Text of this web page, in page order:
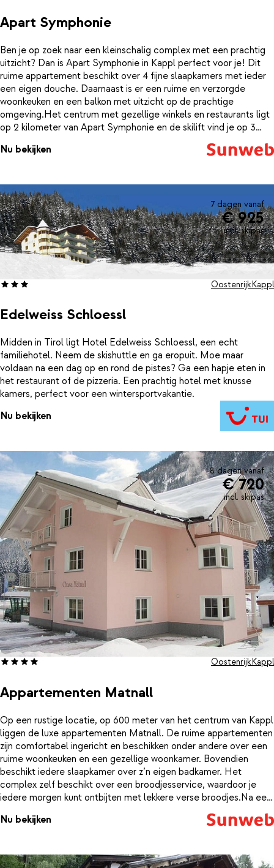
Apart Symphonie
Ben je op zoek naar een kleinschalig complex met een prachtig
uitzicht? Dan is Apart Symphonie in Kappl perfect voor je! Dit
ruime appartement beschikt over 4 fijne slaapkamers met ieder
een eigen douche. Daarnaast is er een ruime en verzorgde
woonkeuken en een balkon met uitzicht op de prachtige
omgeving.Het centrum met gezellige winkels en restaurants ligt
op 2 kilometer van Apart Symphonie en de skilift vind je op 3
kilometer afstand. De skibus, die je snel naar de gondel brengt,
stopt op slechts 100 meter van het complex.
Nu bekijken
7 dagen vanaf
€ 925
incl. skipas
Edelweiss Schloessl
OostenrijkKappl
Midden in Tirol ligt Hotel Edelweiss Schloessl, een echt
familiehotel. Neem de skishuttle en ga eropuit. Moe maar
voldaan na een dag op en rond de pistes? Ga een hapje eten in
het restaurant of de pizzeria. Een prachtig hotel met knusse
kamers, perfect voor een wintersportvakantie.
Nu bekijken
8 dagen vanaf
€ 720
incl. skipas
Appartementen Matnall
OostenrijkKappl
Op een rustige locatie, op 600 meter van het centrum van Kappl
liggen de luxe appartementen Matnall. De ruime appartementen
zijn comfortabel ingericht en beschikken onder andere over een
ruime woonkeuken en een gezellige woonkamer. Bovendien
beschikt iedere slaapkamer over z’n eigen badkamer. Het
complex zelf beschikt over een broodjesservice, waardoor je
iedere morgen kunt ontbijten met lekkere verse broodjes.Na een
actieve dag in de bergen, is het heerlijk bijkomen in het gezellige
appartement. In de supermarkt, die op loopafstand ligt, kun je je
Nu bekijken